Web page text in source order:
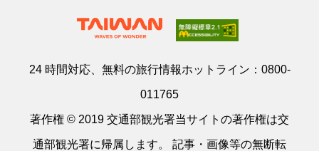
24 時間対応、無料の旅行情報ホットライン： 0800-
011765
著作権 © 2019 交通部観光署当サイトの著作権は交
通部観光署に帰属します。 記事・画像等の無断転